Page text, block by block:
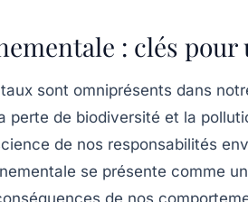
: clés
sont omniprésents dans
perte de biodiversité et la
de nos responsabilités
se présente comme
de nos